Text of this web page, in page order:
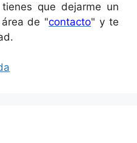
que dejarme un
de "contacto" y te